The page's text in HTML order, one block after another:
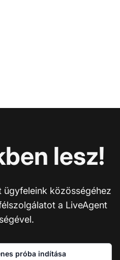
lesz!
közösségéhez
a LiveAgent
próba indítása